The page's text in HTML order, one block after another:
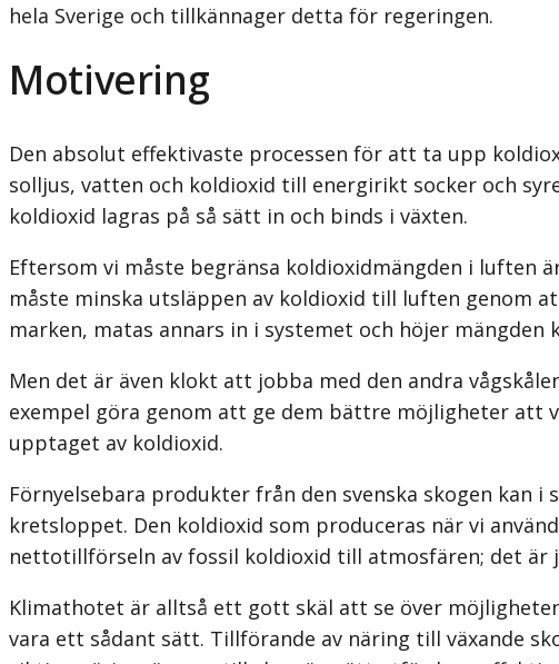
hela Sverige och tillkännager detta för regeringen.
Motivering
Den absolut effektivaste processen för att ta upp
solljus, vatten och koldioxid till energirikt socker och
koldioxid lagras på så sätt in och binds i växten.
Eftersom vi måste begränsa koldioxidmängden i
måste minska ut­släppen av koldioxid till luften genom
marken, matas annars in i systemet och höjer mängden
Men det är även klokt att jobba med den andra
exempel göra genom att ge dem bättre möjligheter att
upptaget av koldioxid.
Förnyelsebara produkter från den svenska skogen kan
kretsloppet. Den koldioxid som produceras när vi
nettotillförseln av fossil koldioxid till atmosfären; det är
Klimathotet är alltså ett gott skäl att se över
vara ett sådant sätt. Tillförande av näring till växande